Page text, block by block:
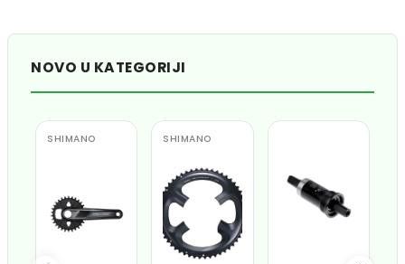
NOVO U KATEGORIJI
SHIMANO SHIMANO